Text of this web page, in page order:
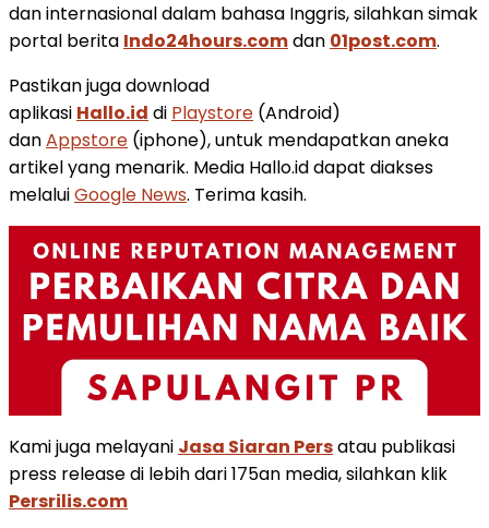
dan internasional dalam bahasa Inggris, silahkan simak
portal berita Indo24hours.comdan 01post.com.
Pastikan juga download
aplikasi Hallo.id di Playstore (Android)
danAppstore (iphone), untuk mendapatkan aneka
artikel yang menarik. Media Hallo.id dapat diakses
melaluiGoogle News. Terima kasih.
Kami juga melayani Jasa Siaran Persatau publikasi
press release di lebih dari 175an media, silahkan klik
Persrilis.com